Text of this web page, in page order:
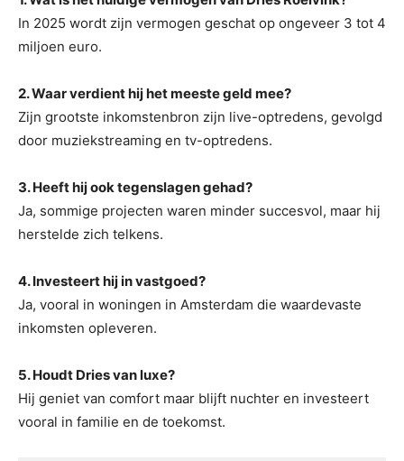
In 2025 wordt zijn vermogen geschat op ongeveer 3 tot 4
miljoen euro.
2. Waar verdient hij het meeste geld mee?
Zijn grootste inkomstenbron zijn live-optredens, gevolgd
door muziekstreaming en tv-optredens.
3. Heeft hij ook tegenslagen gehad?
Ja, sommige projecten waren minder succesvol, maar hij
herstelde zich telkens.
4. Investeert hij in vastgoed?
Ja, vooral in woningen in Amsterdam die waardevaste
inkomsten opleveren.
5. Houdt Dries van luxe?
Hij geniet van comfort maar blijft nuchter en investeert
vooral in familie en de toekomst.